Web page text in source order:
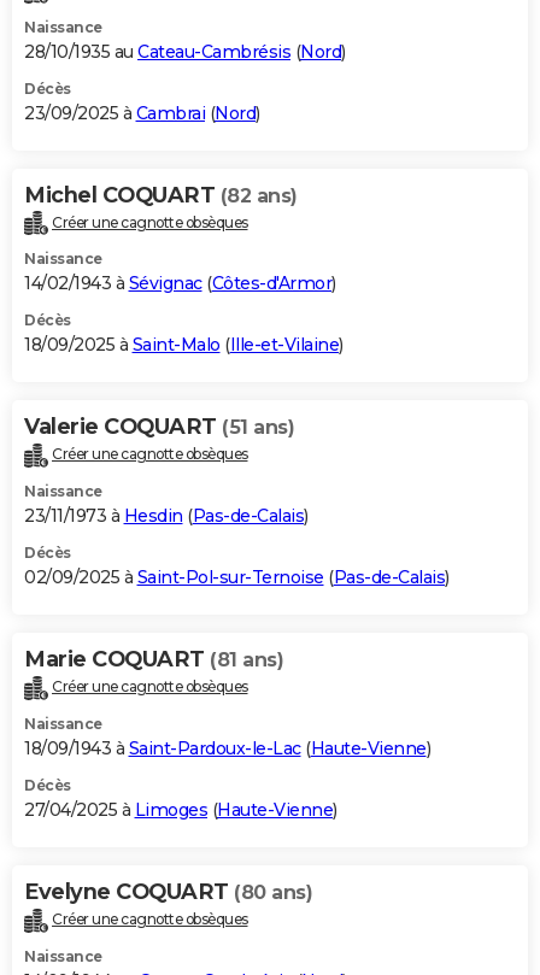
Naissance
28/10/1935 au Cateau-Cambrésis (Nord)
Décès
23/09/2025 à Cambrai (Nord)
Michel COQUART (82 ans)
Créer une cagnotte obsèques
Naissance
14/02/1943 à Sévignac(Côtes-d'Armor)
Décès
18/09/2025 à Saint-Malo (Ille-et-Vilaine)
Valerie COQUART (51 ans)
Créer une cagnotte obsèques
Naissance
23/11/1973 à Hesdin (Pas-de-Calais)
Décès
02/09/2025 à Saint-Pol-sur-Ternoise (Pas-de-Calais)
Marie COQUART (81 ans)
Créer une cagnotte obsèques
Naissance
18/09/1943 à Saint-Pardoux-le-Lac(Haute-Vienne)
Décès
27/04/2025 à Limoges (Haute-Vienne)
Evelyne COQUART (80 ans)
Créer une cagnotte obsèques
Naissance